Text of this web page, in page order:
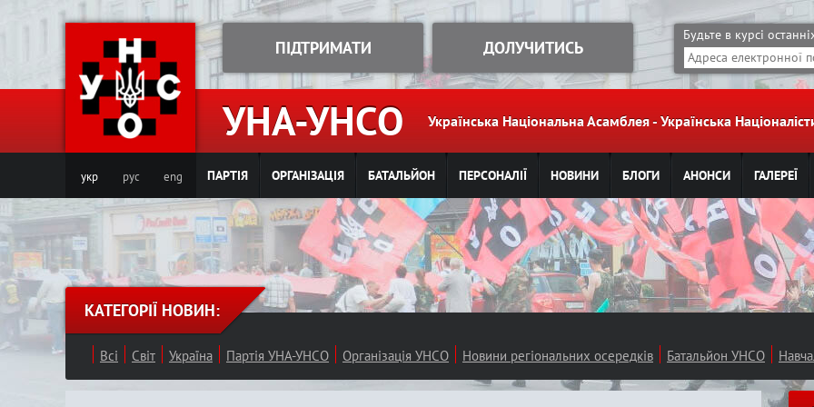
УНА-УНСО Українська Національна Асамблея - Українська
ПІДТРИМАТИ ДОЛУЧИТИСЬ
Будьте в курсі
укр рус eng ПАРТІЯ ОРГАНІЗАЦІЯ БАТАЛЬЙОН ПЕРСОНАЛІЇ НОВИНИ БЛОГИ АНОНСИ ГАЛЕРЕЇ
КАТЕГОРІЇ НОВИН:
Всі Світ Україна Партія УНА-УНСО Організація УНСО Новини регіональних осередків Батальйон УНСО